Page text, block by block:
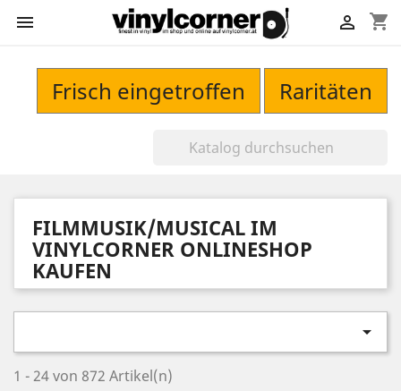
 shopping_cart

Frisch eingetroffen Raritäten
FILMMUSIK/MUSICAL IM
VINYLCORNER ONLINESHOP
KAUFEN

1 - 24 von 872 Artikel(n)